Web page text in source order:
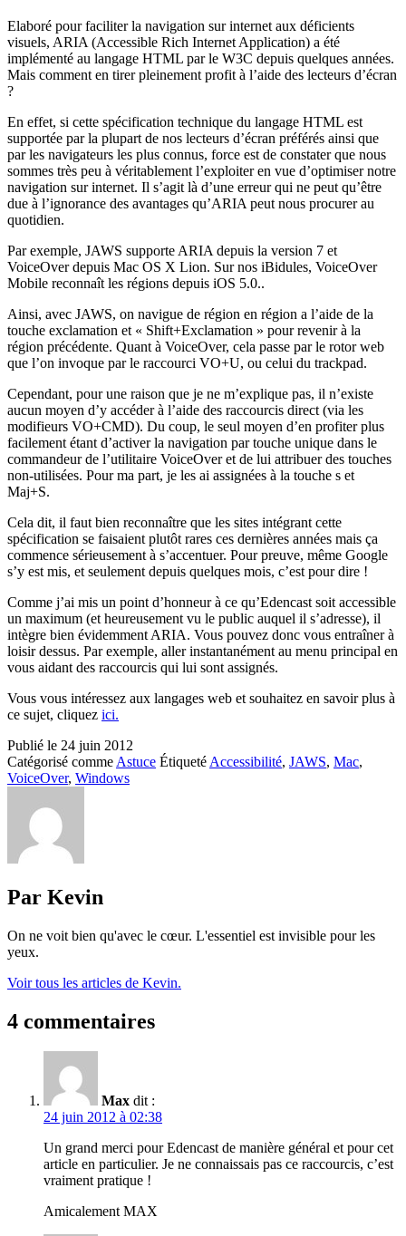
Elaboré pour faciliter la navigation sur internet aux déficients
visuels, ARIA (Accessible Rich Internet Application) a été
implémenté au langage HTML par le W3C depuis quelques années.
Mais comment en tirer pleinement profit à l’aide des lecteurs d’écran
?
En effet, si cette spécification technique du langage HTML est
supportée par la plupart de nos lecteurs d’écran préférés ainsi que
par les navigateurs les plus connus, force est de constater que nous
sommes très peu à véritablement l’exploiter en vue d’optimiser notre
navigation sur internet. Il s’agit là d’une erreur qui ne peut qu’être
due à l’ignorance des avantages qu’ARIA peut nous procurer au
quotidien.
Par exemple, JAWS supporte ARIA depuis la version 7 et
VoiceOver depuis Mac OS X Lion. Sur nos iBidules, VoiceOver
Mobile reconnaît les régions depuis iOS 5.0..
Ainsi, avec JAWS, on navigue de région en région a l’aide de la
touche exclamation et « Shift+Exclamation » pour revenir à la
région précédente. Quant à VoiceOver, cela passe par le rotor web
que l’on invoque par le raccourci VO+U, ou celui du trackpad.
Cependant, pour une raison que je ne m’explique pas, il n’existe
aucun moyen d’y accéder à l’aide des raccourcis direct (via les
modifieurs VO+CMD). Du coup, le seul moyen d’en profiter plus
facilement étant d’activer la navigation par touche unique dans le
commandeur de l’utilitaire VoiceOver et de lui attribuer des touches
non-utilisées. Pour ma part, je les ai assignées à la touche s et
Maj+S.
Cela dit, il faut bien reconnaître que les sites intégrant cette
spécification se faisaient plutôt rares ces dernières années mais ça
commence sérieusement à s’accentuer. Pour preuve, même Google
s’y est mis, et seulement depuis quelques mois, c’est pour dire !
Comme j’ai mis un point d’honneur à ce qu’Edencast soit accessible
un maximum (et heureusement vu le public auquel il s’adresse), il
intègre bien évidemment ARIA. Vous pouvez donc vous entraîner à
loisir dessus. Par exemple, aller instantanément au menu principal en
vous aidant des raccourcis qui lui sont assignés.
Vous vous intéressez aux langages web et souhaitez en savoir plus à
ce sujet, cliquez ici.
Publié le 24 juin 2012
Catégorisé comme Astuce Étiqueté Accessibilité, JAWS, Mac,
VoiceOver, Windows
Par Kevin
On ne voit bien qu'avec le cœur. L'essentiel est invisible pour les
yeux.
Voir tous les articles de Kevin.
4 commentaires
Max dit :
24 juin 2012 à 02:38
Un grand merci pour Edencast de manière général et pour cet
article en particulier. Je ne connaissais pas ce raccourcis, c’est
vraiment pratique !
Amicalement MAX